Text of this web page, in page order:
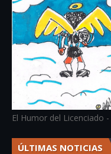
El Humor del Licenciado
ÚLTIMAS NOTICIAS